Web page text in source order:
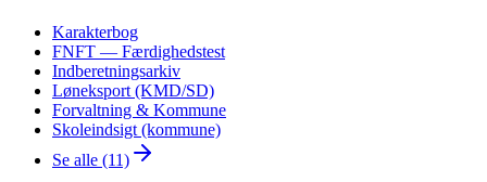
Karakterbog
FNFT — Færdighedstest
Indberetningsarkiv
Løneksport (KMD/SD)
Forvaltning & Kommune
Skoleindsigt (kommune)
Se alle (11)